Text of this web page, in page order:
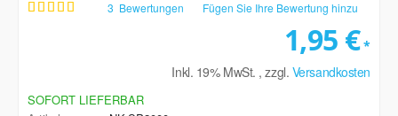
Bewertung: 3 Bewertungen Fügen Sie Ihre Bewertung hinzu
1,95 €
Inkl. 19% MwSt. ,zzgl. Versandkosten
SOFORT LIEFERBAR